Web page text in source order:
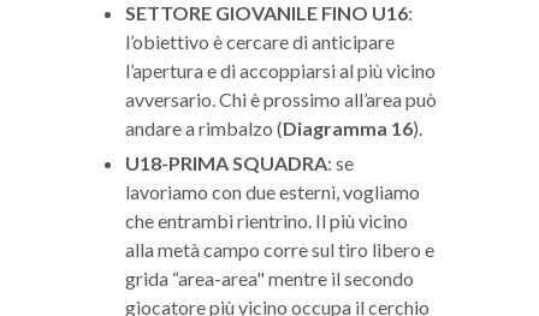
SETTORE GIOVANILE FINO U16:
l’obiettivo è cercare di anticipare
l’apertura e di accoppiarsi al più vicino
avversario. Chi è prossimo all’area può
andare a rimbalzo (Diagramma 16).
U18-PRIMA SQUADRA: se
lavoriamo con due esterni, vogliamo
che entrambi rientrino. Il più vicino
alla metà campo corre sul tiro libero e
grida “area-area" mentre il secondo
giocatore più vicino occupa il cerchio